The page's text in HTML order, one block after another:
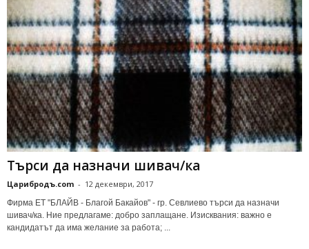
Търси да назначи шивач/ка
Царибродъ.com - 12 декември, 2017
Фирма ЕТ "БЛАЙВ - Благой Бакайов" - гр. Севлиево търси да назначи
шивач/ка. Ние предлагаме: добро заплащане. Изисквания: важно е
кандидатът да има желание за работа; ...